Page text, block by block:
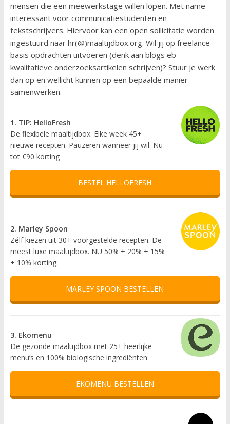
mensen die een meewerkstage willen lopen. Met name
interessant voor communicatiestudenten en
tekstschrijvers. Hiervoor kan een open sollicitatie worden
ingestuurd naar hr(@)maaltijdbox.org. Wil jij op freelance
basis opdrachten uitvoeren (denk aan blogs eb
kwalitatieve onderzoeksartikelen schrijven)? Stuur je werk
dan op en wellicht kunnen op een bepaalde manier
samenwerken.
1. TIP: HelloFresh
De flexibele maaltijdbox. Elke week 45+
nieuwe recepten. Pauzeren wanneer jij wil. Nu
tot €90 korting
BESTEL HELLOFRESH
2. Marley Spoon
Zélf kiezen uit 30+ voorgestelde recepten. De
meest luxe maaltijdbox. NU 50% + 20% + 15%
+ 10% korting.
MARLEY SPOON BESTELLEN
3. Ekomenu
De gezonde maaltijdbox met 25+ heerlijke
menu’s en 100% biologische ingrediënten
EKOMENU BESTELLEN